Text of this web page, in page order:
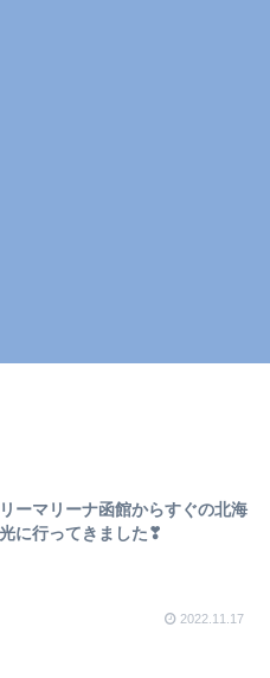
ーマリーナ函館からすぐの北海
に行ってきました❣
2022.11.17